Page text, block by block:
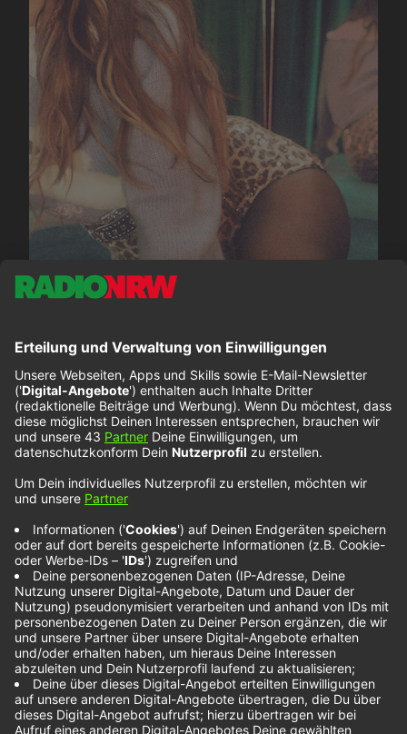
Mimi Webb im NOXX
Interview
Die britische Künstlerin Mimi Webb spricht über
die neue Single„House On Fire“und warum diese
etwas ganz Besonderes für sie ist.